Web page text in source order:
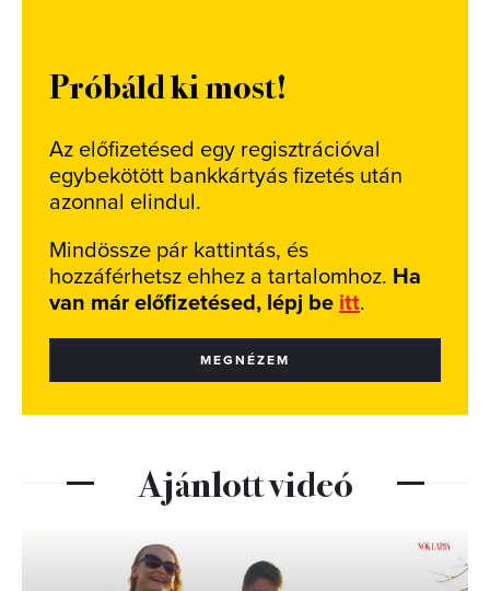
Próbáld ki most!
Az előfizetésed egy regisztrációval
egybekötött bankkártyás fizetés után
azonnal elindul.
Mindössze pár kattintás, és
hozzáférhetsz ehhez a tartalomhoz. Ha
van már előfizetésed, lépj be itt.
MEGNÉZEM
Ajánlott videó